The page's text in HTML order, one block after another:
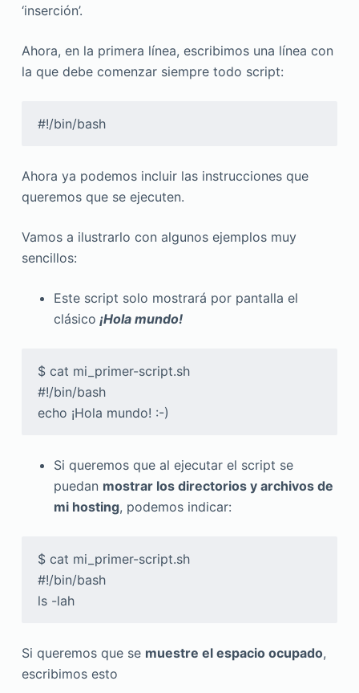
‘inserción’.
Ahora, en la primera línea, escribimos una línea con
la que debe comenzar siempre todo script:
#!/bin/bash
Ahora ya podemos incluir las instrucciones que
queremos que se ejecuten.
Vamos a ilustrarlo con algunos ejemplos muy
sencillos:
Este script solo mostrará por pantalla el
clásico ¡Hola mundo!
$ cat mi_primer-script.sh
#!/bin/bash
echo ¡Hola mundo! :-)
Si queremos que al ejecutar el script se
puedan mostrar los directorios y archivos de
mi hosting, podemos indicar:
$ cat mi_primer-script.sh
#!/bin/bash
ls -lah
Si queremos que se muestre el espacio ocupado,
escribimos esto